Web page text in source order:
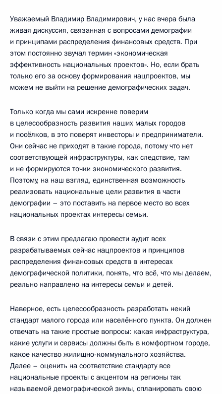
Уважаемый Владимир Владимирович, у нас вчера была
живая дискуссия, связанная с вопросами демографии
и принципами распределения финансовых средств. При
этом постоянно звучал термин «экономическая
эффективность национальных проектов». Но, если брать
только его за основу формирования нацпроектов, мы
можем не выйти на решение демографических задач.
Только когда мы сами искренне поверим
в целесообразность развития наших малых городов
и посёлков, в это поверят инвесторы и предприниматели.
Они сейчас не приходят в такие города, потому что нет
соответствующей инфраструктуры, как следствие, там
и не формируются точки экономического развития.
Поэтому, на наш взгляд, единственная возможность
реализовать национальные цели развития в части
демографии – это поставить на первое место во всех
национальных проектах интересы семьи.
В связи с этим предлагаю провести аудит всех
разрабатываемых сейчас нацпроектов и принципов
распределения финансовых средств в интересах
демографической политики, понять, что всё, что мы делаем,
реально направлено на интересы семьи и детей.
Наверное, есть целесообразность разработать некий
стандарт малого города или населённого пункта. Он должен
отвечать на такие простые вопросы: какая инфраструктура,
какие услуги и сервисы должны быть в комфортном городе,
какое качество жилищно-коммунального хозяйства.
Далее – оценить на соответствие стандарту все
национальные проекты с акцентом на регионы так
называемой демографической зимы, спланировать свою